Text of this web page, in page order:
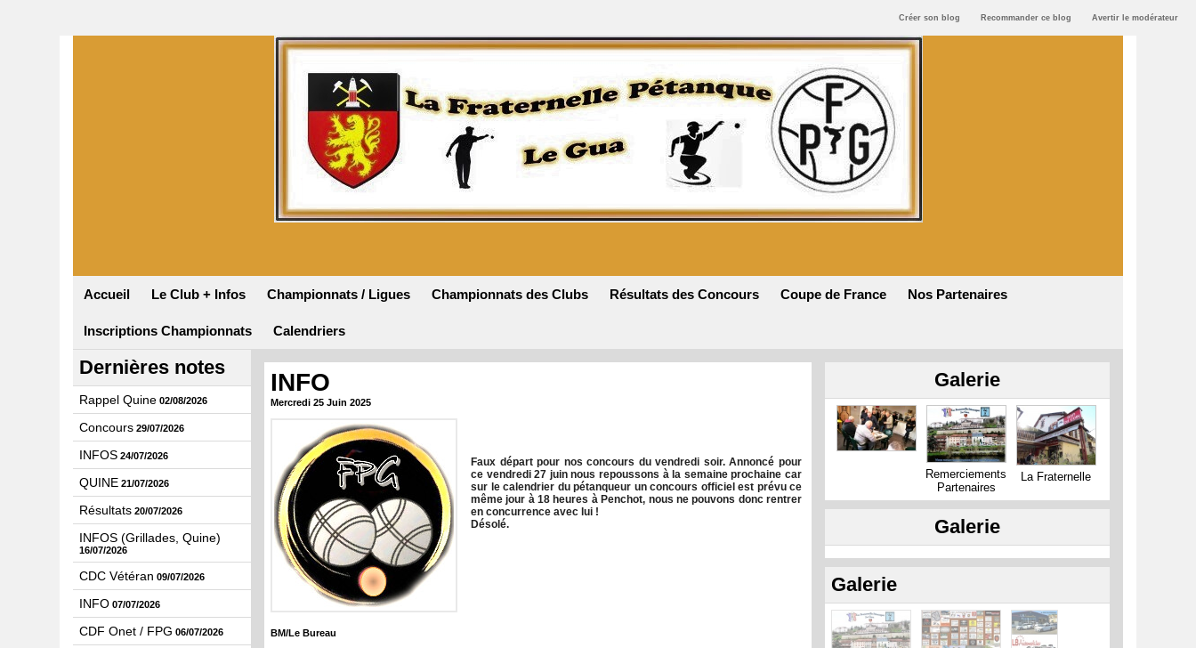
Créer son blog Recommander ce blog Avertir le modérateur
Accueil Le Club + Infos Championnats / Ligues Championnats des Clubs Résultats des Concours Coupe de France Nos Partenaires
Inscriptions Championnats Calendriers
Dernières notes
Rappel Quine 02/08/2026
Concours 29/07/2026
INFOS 24/07/2026
QUINE 21/07/2026
Résultats 20/07/2026
INFOS (Grillades, Quine)
16/07/2026
CDC Vétéran 09/07/2026
INFO 07/07/2026
CDF Onet / FPG 06/07/2026
INFO
Mercredi 25 Juin 2025
Faux départ pour nos concours du vendredi soir. Annoncé pour
ce vendredi 27 juin nous repoussons à la semaine prochaine car
sur le calendrier du pétanqueur un concours officiel est prévu ce
même jour à 18 heures à Penchot, nous ne pouvons donc rentrer
en concurrence avec lui !
Désolé.
BM/Le Bureau
Galerie
Remerciements
Partenaires
La Fraternelle
Galerie
Galerie